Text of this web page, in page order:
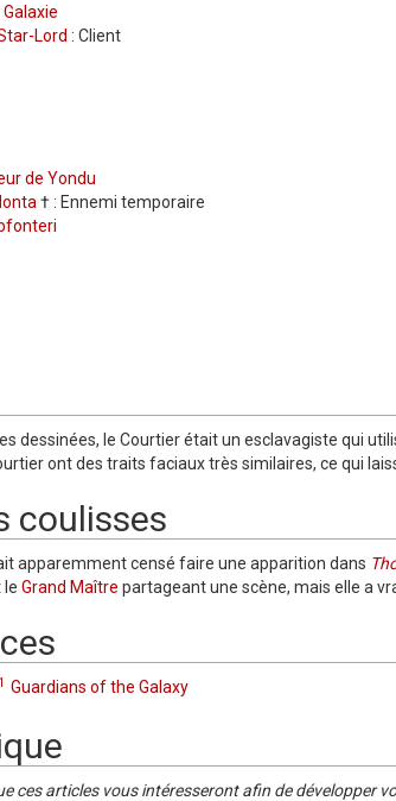
Lord : Client
de Yondu
† : Ennemi temporaire
dessinées, le Courtier était un esclavagiste qui
ont des traits faciaux très similaires, ce qui
coulisses
apparemment censé faire une apparition dans
le Grand Maître partageant une scène, mais elle a
Guardians of the Galaxy
ces articles vous intéresseront afin de développer